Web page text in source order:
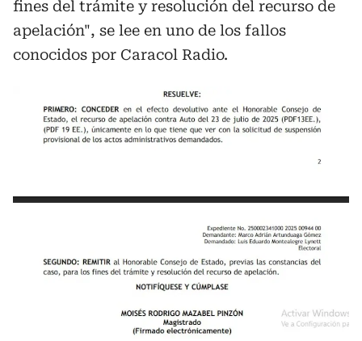
fines del trámite y resolución del recurso de
apelación", se lee en uno de los fallos
conocidos por Caracol Radio.